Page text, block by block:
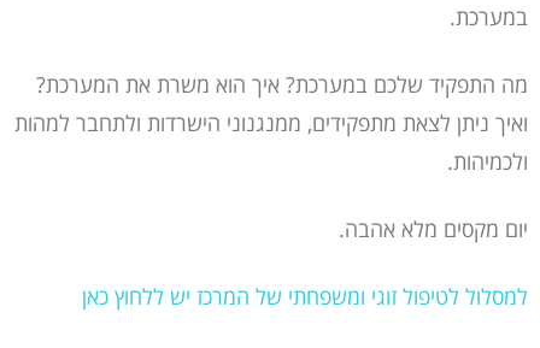
במערכת.
מה התפקיד שלכם במערכת? איך הוא משרת את המערכת?
ואיך ניתן לצאת מתפקידים, ממנגנוני הישרדות ולתחבר למהות
ולכמיהות.
יום מקסים מלא אהבה.
למסלול לטיפול זוגי ומשפחתי של המרכז יש ללחוץ כאן